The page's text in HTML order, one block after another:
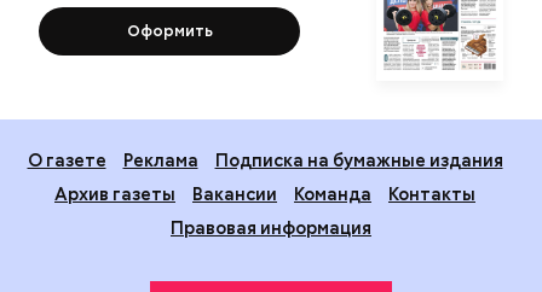
Оформить
О газете Реклама
Подписка на бумажные издания
Архив газеты
Вакансии Команда
Контакты
Правовая информация